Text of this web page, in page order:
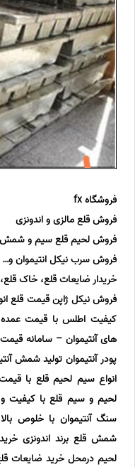
فروشگاه fx
فروش قلع مالزی و اندونزی
فروش لحیم قلع سیم و شمش
فروش سرب نیکل انتیموان و…
خریدار ضایعات قلع، خاک
فروش نیکل ژاپن قیمت قلع
کیفیت اطلس با قیمت عمده
های آنتیموان – سامانه
پودر آنتیموان تولید شمش
انواع سیم لحیم قلع با
لحیم و سیم قلع با کیفیت
سنگ آنتیموان با خلوص
شمش قلع برند اندونزی
لحیم درمحل خرید ضایعات